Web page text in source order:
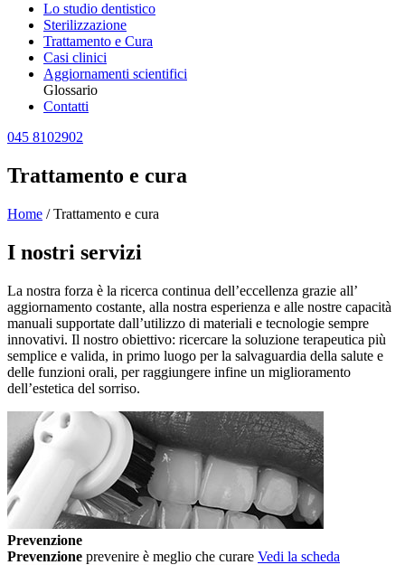
Lo studio dentistico
Sterilizzazione
Trattamento e Cura
Casi clinici
Aggiornamenti scientifici
Glossario
Contatti
045 8102902
Trattamento e cura
Home /Trattamento e cura
I nostri servizi
La nostra forza è la ricerca continua dell’eccellenza grazie all’
aggiornamento costante, alla nostra esperienza e alle nostre capacità
manuali supportate dall’utilizzo di materiali e tecnologie sempre
innovativi. Il nostro obiettivo: ricercare la soluzione terapeutica più
semplice e valida, in primo luogo per la salvaguardia della salute e
delle funzioni orali, per raggiungere infine un miglioramento
dell’estetica del sorriso.
Prevenzione
Prevenzione prevenire è meglio che curare Vedi la scheda